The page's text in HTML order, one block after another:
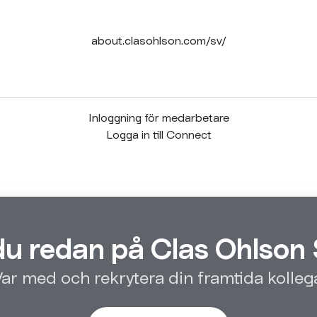
about.clasohlson.com/sv/
Inloggning för medarbetare
Logga in till Connect
redan på Clas Ohlson
med och rekrytera din framtida